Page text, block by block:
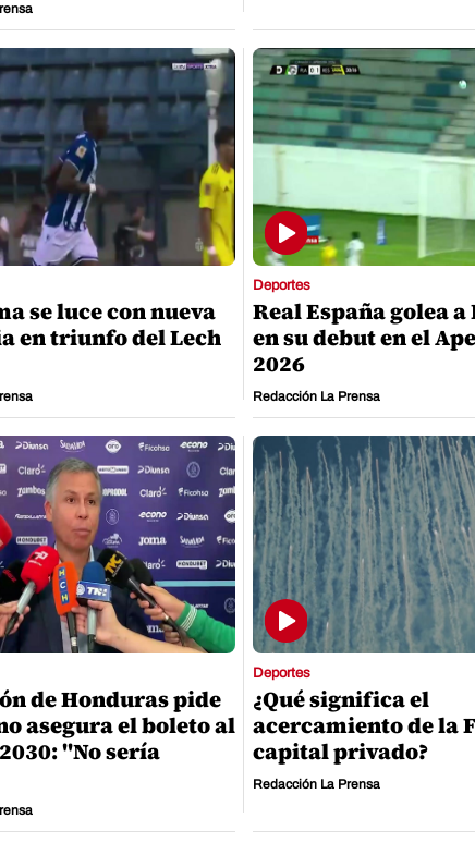
se luce con nueva
en triunfo del Lech
Deportes
Real España golea a
en su debut en el
2026
Redacción La Prensa
de Honduras pide
asegura el boleto al
"No sería
Deportes
¿Qué significa el
acercamiento de la
capital privado?
Redacción La Prensa